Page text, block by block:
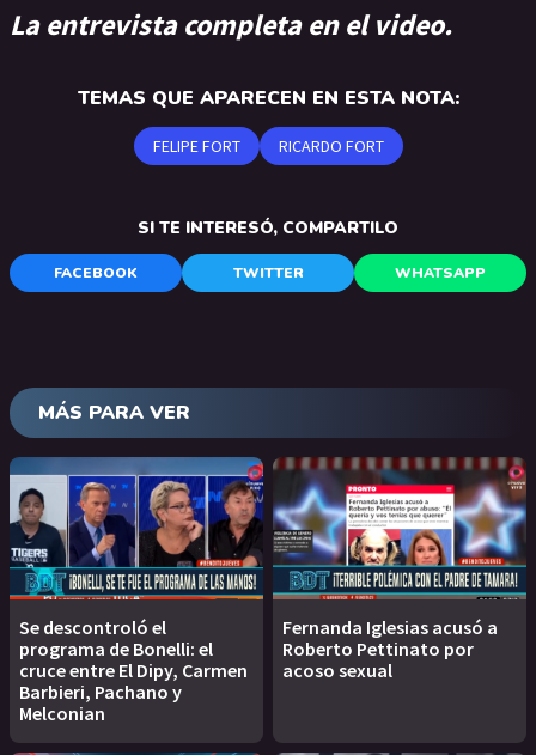
La entrevista completa en el video.
TEMAS QUE APARECEN EN ESTA NOTA:
FELIPE FORT RICARDO FORT
SI TE INTERESÓ, COMPARTILO
FACEBOOK TWITTER WHATSAPP
MÁS PARA VER
Se descontroló el
programa de Bonelli: el
cruce entre El Dipy, Carmen
Barbieri, Pachano y
Melconian
Fernanda Iglesias acusó a
Roberto Pettinato por
acoso sexual